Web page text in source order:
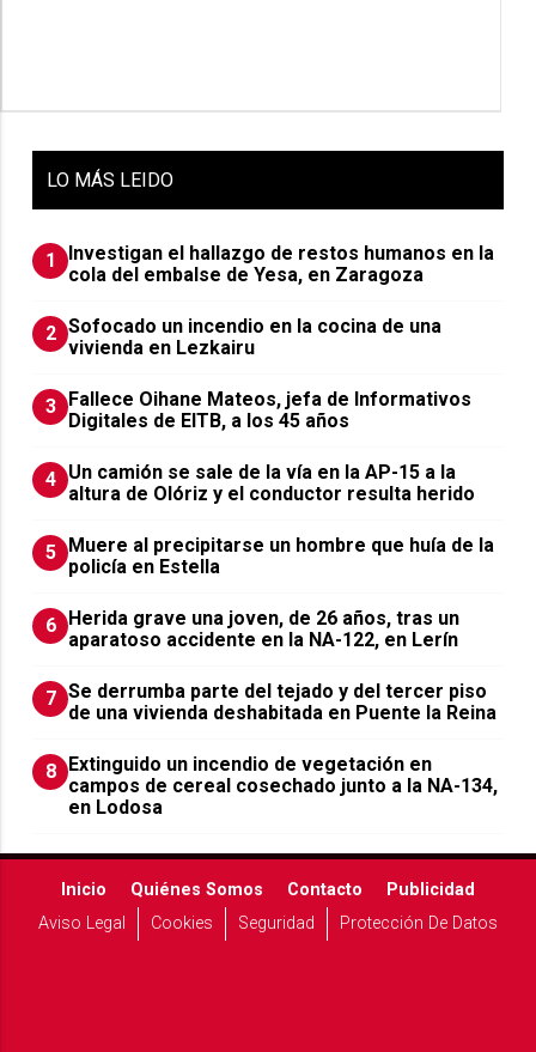
LO MÁS LEIDO
1
Investigan el hallazgo de restos humanos en la
cola del embalse de Yesa, en Zaragoza
2 Sofocado un incendio en la cocina de una
vivienda en Lezkairu
3 Fallece Oihane Mateos, jefa de Informativos
Digitales de EITB, a los 45 años
4 Un camión se sale de la vía en la AP-15 a la
altura de Olóriz y el conductor resulta herido
5 Muere al precipitarse un hombre que huía de la
policía en Estella
6 Herida grave una joven, de 26 años, tras un
aparatoso accidente en la NA-122, en Lerín
7 Se derrumba parte del tejado y del tercer piso
de una vivienda deshabitada en Puente la Reina
8 Extinguido un incendio de vegetación en
campos de cereal cosechado junto a la NA-134,
en Lodosa
Inicio Quiénes Somos Contacto
Publicidad
Aviso Legal
Cookies Seguridad Protección De Datos